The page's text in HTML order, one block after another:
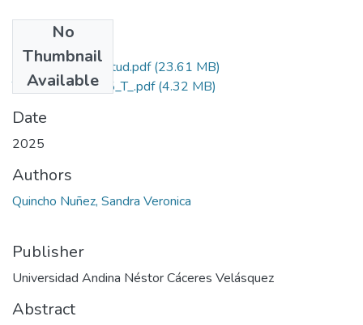
No
Thumbnail
Available
Grado de Similitud.pdf(23.61 MB)
T036_70244555_T_.pdf(4.32 MB)
Date
2025
Authors
Quincho Nuñez, Sandra Veronica
Publisher
Universidad Andina Néstor Cáceres Velásquez
Abstract